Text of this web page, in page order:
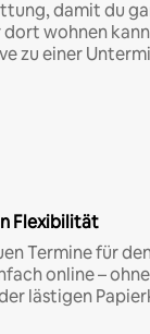
damit du
wohnen
zu einer
Flexibilität
Termine für
online –
lästigen